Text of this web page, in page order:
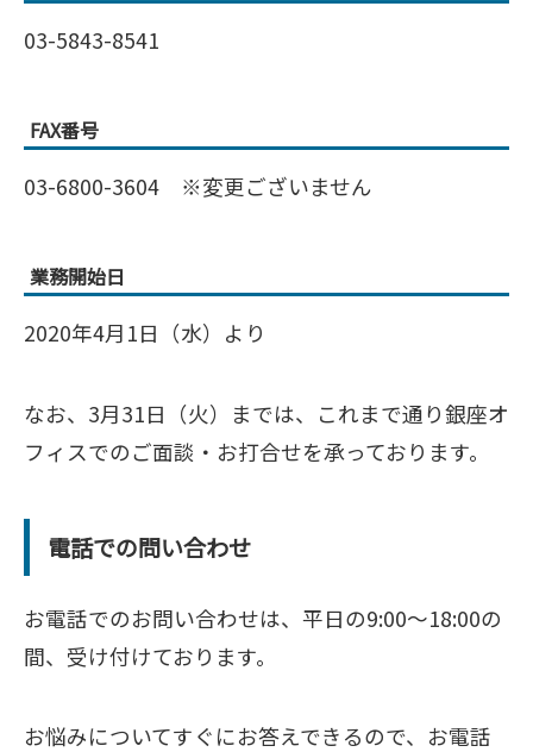
03-5843-8541
FAX番号
03-6800-3604 ※変更ございません
業務開始日
2020年4月1日（水）より
なお、3月31日（火）までは、これまで通り銀座オ
フィスでのご面談・お打合せを承っております。
電話での問い合わせ
お電話でのお問い合わせは、平日の9:00～18:00の
間、受け付けております。
お悩みについてすぐにお答えできるので、お電話